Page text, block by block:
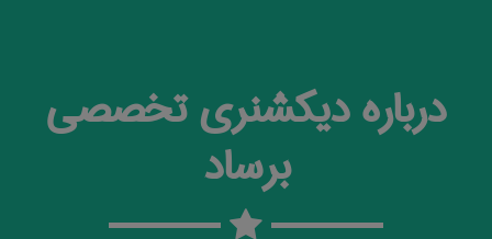
درباره دیکشنری تخصصی
برساد